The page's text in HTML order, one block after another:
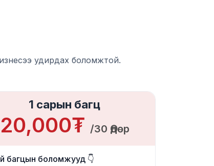
удирдах боломжтой.
1 сарын багц
20,000₮ /30 Өдөр
багцын боломжууд 👇